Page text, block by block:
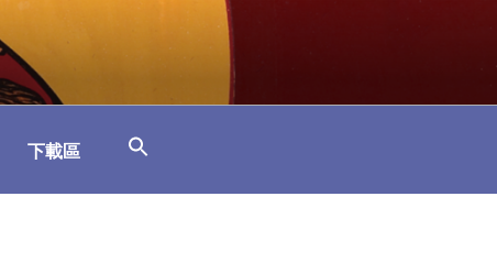
下載區